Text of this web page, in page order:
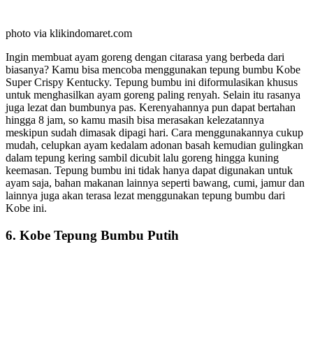
photo via klikindomaret.com
Ingin membuat ayam goreng dengan citarasa yang berbeda dari
biasanya? Kamu bisa mencoba menggunakan tepung bumbu Kobe
Super Crispy Kentucky. Tepung bumbu ini diformulasikan khusus
untuk menghasilkan ayam goreng paling renyah. Selain itu rasanya
juga lezat dan bumbunya pas. Kerenyahannya pun dapat bertahan
hingga 8 jam, so kamu masih bisa merasakan kelezatannya
meskipun sudah dimasak dipagi hari. Cara menggunakannya cukup
mudah, celupkan ayam kedalam adonan basah kemudian gulingkan
dalam tepung kering sambil dicubit lalu goreng hingga kuning
keemasan. Tepung bumbu ini tidak hanya dapat digunakan untuk
ayam saja, bahan makanan lainnya seperti bawang, cumi, jamur dan
lainnya juga akan terasa lezat menggunakan tepung bumbu dari
Kobe ini.
6. Kobe Tepung Bumbu Putih